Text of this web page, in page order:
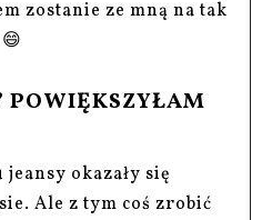
zostanie ze mną na tak
POWIĘKSZYŁAM
okazały się
Ale z tym coś zrobić